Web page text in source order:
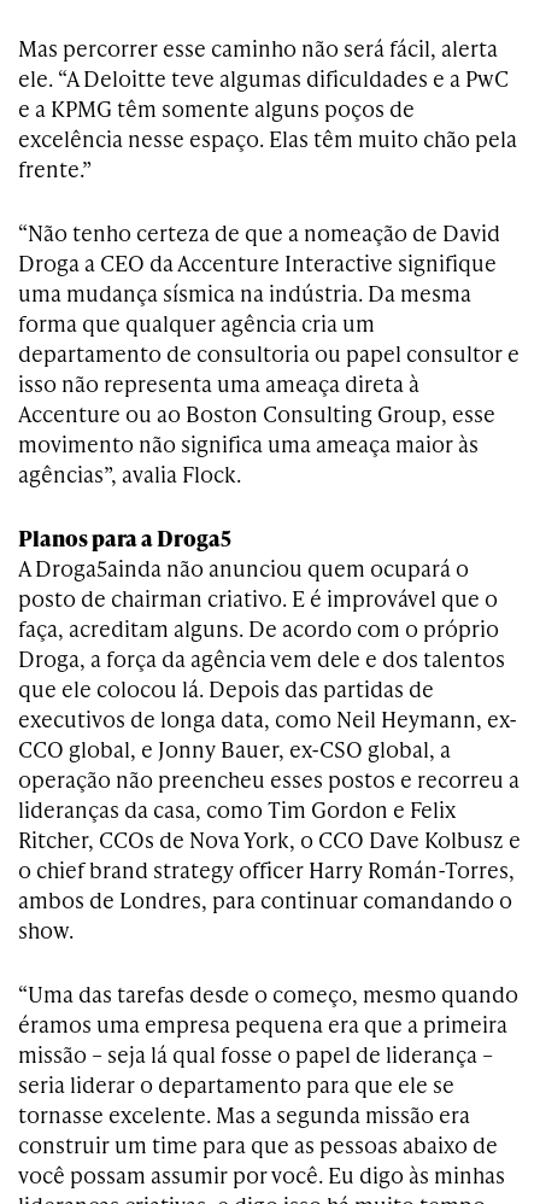
Mas percorrer esse caminho não será fácil, alerta
ele. “A Deloitte teve algumas dificuldades e a PwC
e a KPMG têm somente alguns poços de
excelência nesse espaço. Elas têm muito chão pela
frente.”
“Não tenho certeza de que a nomeação de David
Droga a CEO da Accenture Interactive signifique
uma mudança sísmica na indústria. Da mesma
forma que qualquer agência cria um
departamento de consultoria ou papel consultor e
isso não representa uma ameaça direta à
Accenture ou ao Boston Consulting Group, esse
movimento não significa uma ameaça maior às
agências”, avalia Flock.
Planos para a Droga5
A Droga5ainda não anunciou quem ocupará o
posto de chairman criativo. E é improvável que o
faça, acreditam alguns. De acordo com o próprio
Droga, a força da agência vem dele e dos talentos
que ele colocou lá. Depois das partidas de
executivos de longa data, como Neil Heymann, ex-
CCO global, e Jonny Bauer, ex-CSO global, a
operação não preencheu esses postos e recorreu a
lideranças da casa, como Tim Gordon e Felix
Ritcher, CCOs de Nova York, o CCO Dave Kolbusz e
o chief brand strategy officer Harry Román-Torres,
ambos de Londres, para continuar comandando o
show.
“Uma das tarefas desde o começo, mesmo quando
éramos uma empresa pequena era que a primeira
missão – seja lá qual fosse o papel de liderança –
seria liderar o departamento para que ele se
tornasse excelente. Mas a segunda missão era
construir um time para que as pessoas abaixo de
você possam assumir por você. Eu digo às minhas